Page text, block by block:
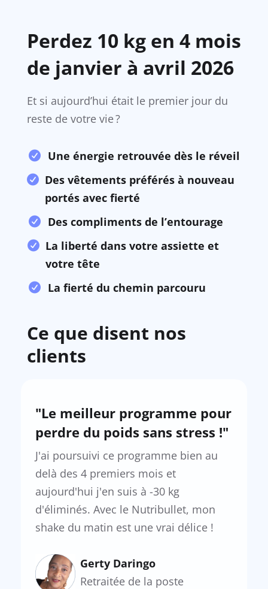
Perdez 10 kg en 4 mois
de janvier à avril 2026
Et si aujourd’hui était le premier jour du
reste de votre vie ?
Une énergie retrouvée dès le réveil
Des vêtements préférés à nouveau
portés avec fierté
Des compliments de l’entourage
La liberté dans votre assiette et
votre tête
La fierté du chemin parcouru
Ce que disent nos
clients
"Le meilleur programme pour
perdre du poids sans stress !"
J'ai poursuivi ce programme bien au
delà des 4 premiers mois et
aujourd'hui j'en suis à -30 kg
d'éliminés. Avec le Nutribullet, mon
shake du matin est une vrai délice !
Gerty Daringo
Retraitée de la poste